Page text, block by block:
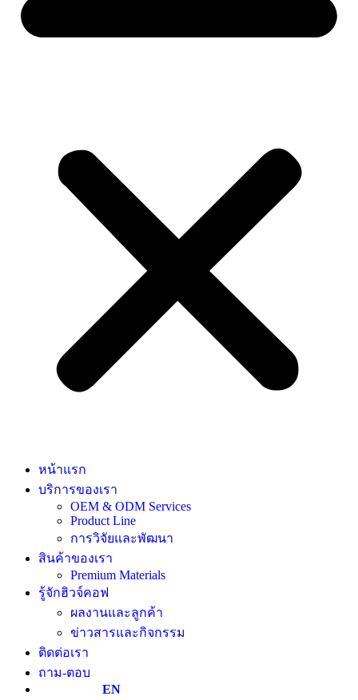
หน้าแรก
บริการของเรา
OEM & ODM Services
Product Line
การวิจัยและพัฒนา
สินค้าของเรา
Premium Materials
รู้จักฮิวจ์คอฟ
ผลงานและลูกค้า
ข่าวสารและกิจกรรม
ติดต่อเรา
ถาม-ตอบ
EN